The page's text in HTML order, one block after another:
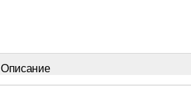
Описание